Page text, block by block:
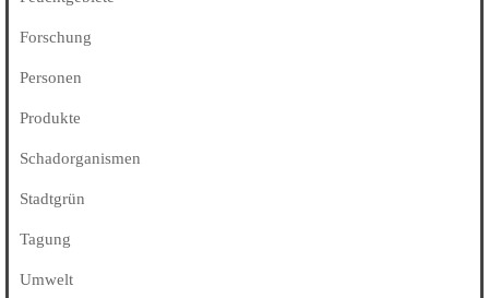
Forschung
Personen
Produkte
Schadorganismen
Stadtgrün
Tagung
Umwelt